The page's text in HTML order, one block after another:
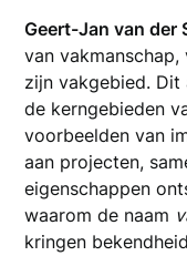
Geert-Jan van der
van
zijn vakgebied.
de kerngebieden
voorbeelden van
aan projecten,
eigenschappen
waarom de naam
kringen